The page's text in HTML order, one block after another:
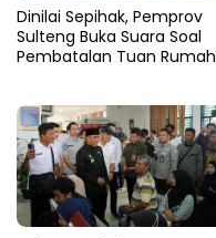
Dinilai Sepihak, Pemprov
Sulteng Buka Suara Soal
Pembatalan Tuan Rumah